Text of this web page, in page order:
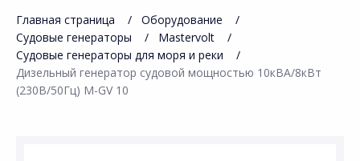
Главная страница
Оборудование
Судовые генераторы
Mastervolt
Судовые генераторы для моря и реки
Дизельный генератор судовой мощностью 10кВА/8кВт
(230В/50Гц) M-GV 10